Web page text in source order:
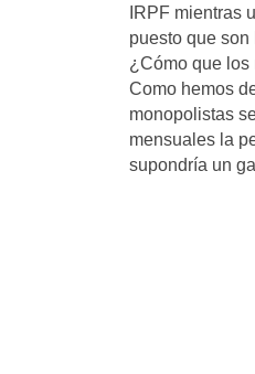
IRPF mientras
puesto que
¿Cómo que los
Como hemos
monopolistas
mensuales la
supondría un